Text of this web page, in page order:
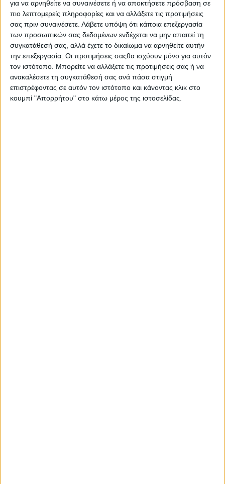
για να αρνηθείτε να συναινέσετε ή να αποκτήσετε πρόσβαση σε
πιο λεπτομερείς πληροφορίες και να αλλάξετε τις προτιμήσεις
σας πριν συναινέσετε. Λάβετε υπόψη ότι κάποια επεξεργασία
των προσωπικών σας δεδομένων ενδέχεται να μην απαιτεί τη
συγκατάθεσή σας, αλλά έχετε το δικαίωμα να αρνηθείτε αυτήν
την επεξεργασία. Οι προτιμήσεις σαςθα ισχύουν μόνο για αυτόν
τον ιστότοπο. Μπορείτε να αλλάξετε τις προτιμήσεις σας ή να
ανακαλέσετε τη συγκατάθεσή σας ανά πάσα στιγμή
επιστρέφοντας σε αυτόν τον ιστότοπο και κάνοντας κλικ στο
κουμπί "Απορρήτου" στο κάτω μέρος της ιστοσελίδας.